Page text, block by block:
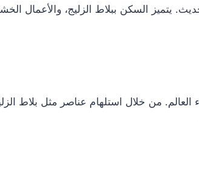
يتميز السكن ببلاط الزليج، والأعمال
من خلال استلهام عناصر مثل بلاط